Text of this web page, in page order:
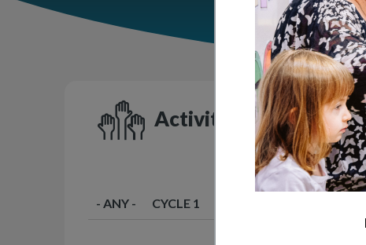
Activités en classe
- ANY - CYCLE 1